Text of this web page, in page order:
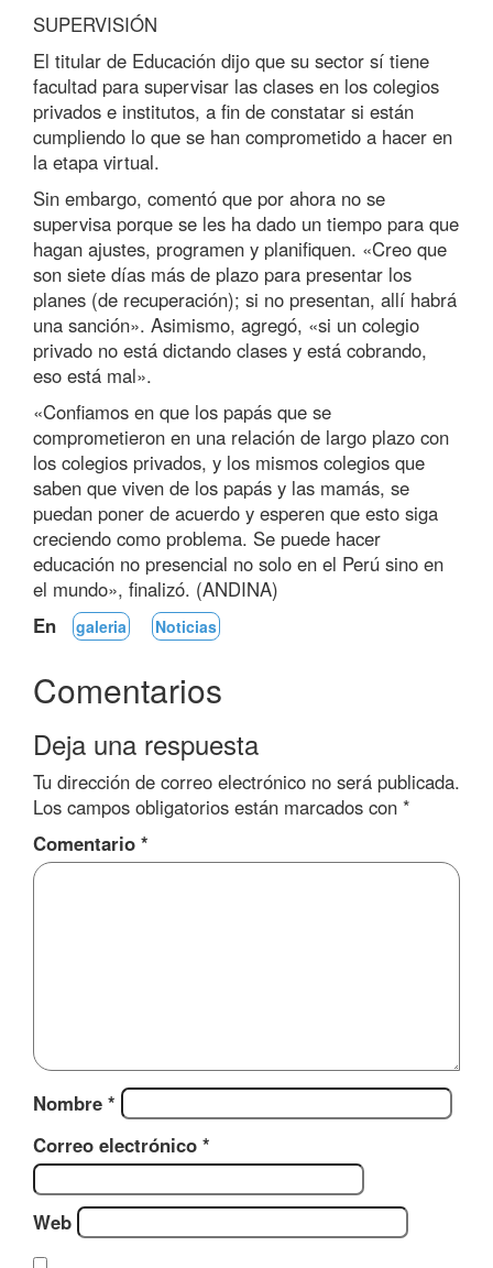
SUPERVISIÓN
El titular de Educación dijo que su sector sí tiene
facultad para supervisar las clases en los colegios
privados e institutos, a fin de constatar si están
cumpliendo lo que se han comprometido a hacer en
la etapa virtual.
Sin embargo, comentó que por ahora no se
supervisa porque se les ha dado un tiempo para que
hagan ajustes, programen y planifiquen. «Creo que
son siete días más de plazo para presentar los
planes (de recuperación); si no presentan, allí habrá
una sanción». Asimismo, agregó, «si un colegio
privado no está dictando clases y está cobrando,
eso está mal».
«Confiamos en que los papás que se
comprometieron en una relación de largo plazo con
los colegios privados, y los mismos colegios que
saben que viven de los papás y las mamás, se
puedan poner de acuerdo y esperen que esto siga
creciendo como problema. Se puede hacer
educación no presencial no solo en el Perú sino en
el mundo», finalizó. (ANDINA)
En
galeria Noticias
Comentarios
Deja una respuesta
Tu dirección de correo electrónico no será publicada.
Los campos obligatorios están marcados con *
Comentario *
Nombre *
Correo electrónico *
Web